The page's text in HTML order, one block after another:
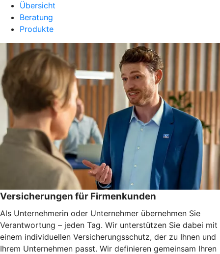
Übersicht
Beratung
Produkte
Versicherungen für Firmenkunden
Als Unternehmerin oder Unternehmer übernehmen Sie
Verantwortung – jeden Tag. Wir unterstützen Sie dabei mit
einem individuellen Versicherungsschutz, der zu Ihnen und
Ihrem Unternehmen passt. Wir definieren gemeinsam Ihren